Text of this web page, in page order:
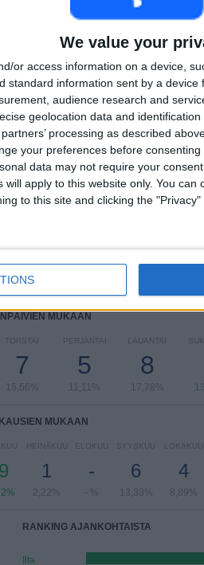
We value your
or access information on a device,
standard information sent by a device
audience research and
geolocation data and
processing as described
your preferences before consenting
data may not require your
will apply to this website only. You
to this site and clicking the
VS
YHTEENSÄ
8
KILPAILUT
RANKING KILPAILUJEN MUKAAN
UEFA EURO 2028
11 (24,44%)
UEFA Nations League
10 (22,22%)
FIFA MM-kisat 2026
6 (13,33%)
Näytä täydellinen ranking
MUKAAN
TORSTAI
7
15,56%
PERJANTAI
5
11,11%
LAUANTAI
8
17,78%
MUKAAN
HEINÄKUU
1
2,22%
ELOKUU
-
- %
SYYSKUU
6
13,33%
LOKAKUU
4
8,89%
RANKING AJANKOHTAISTA
Ilta